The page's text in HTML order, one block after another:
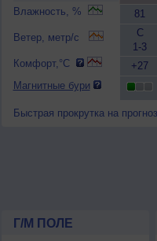
Влажность, %
Ветер, метр/с
Комфорт,°C
Магнитные бури
81
С
1-3
+27
Быстрая прокрутка на
Г/М ПОЛЕ